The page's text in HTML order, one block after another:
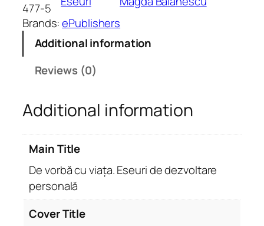
c
u
a
.
E
477-5
Brands:ePublishers
Additional information
Reviews (0)
Additional information
Main Title
De vorbă cu viața. Eseuri de dezvoltare
personală
Cover Title